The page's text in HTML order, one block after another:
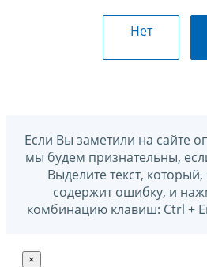
Нет
Если Вы заметили на сайте
мы будем признательны,
Выделите текст,
содержит ошибку, и
комбинацию клавиш: Ctrl +
×